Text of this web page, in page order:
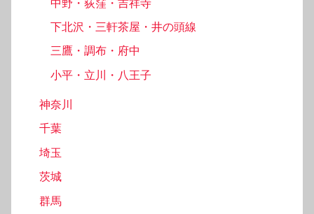
中野・荻窪・吉祥寺
下北沢・三軒茶屋・井の頭線
三鷹・調布・府中
小平・立川・八王子
神奈川
千葉
埼玉
茨城
群馬